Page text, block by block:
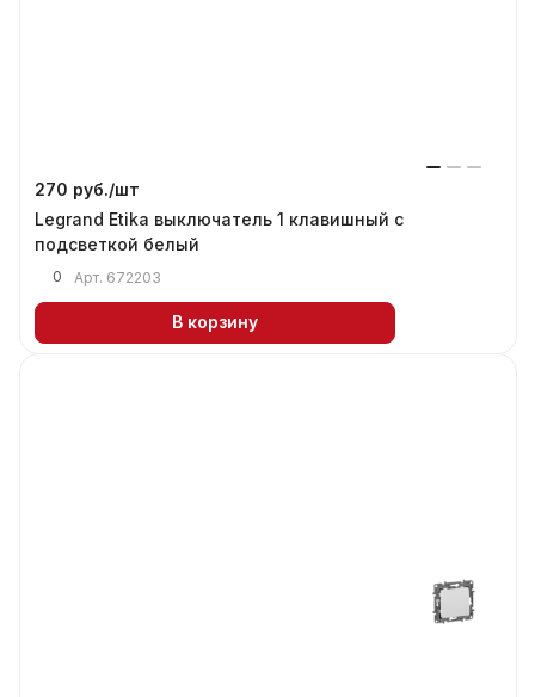
270 руб./шт
Legrand Etika выключатель 1 клавишный с
подсветкой белый
0 Арт. 672203
В корзину